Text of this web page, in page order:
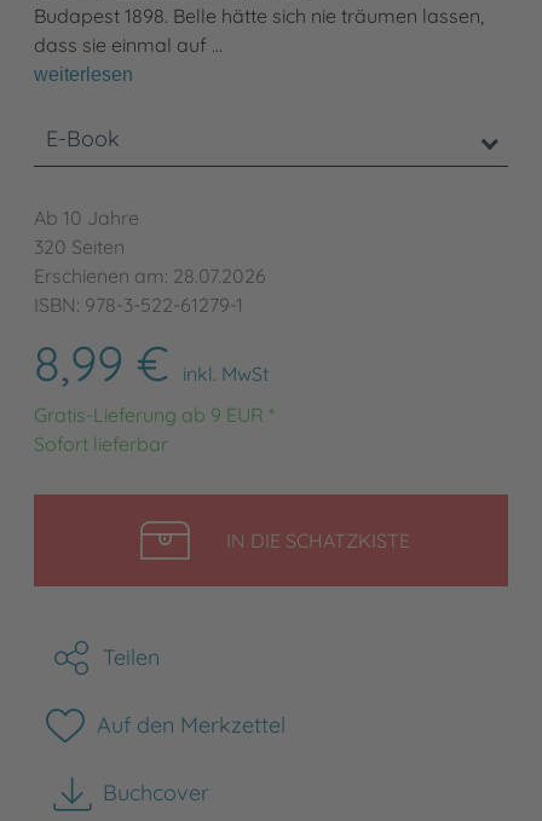
Budapest 1898. Belle hätte sich nie träumen lassen,
dass sie einmal auf …
weiterlesen
E-Book
Ab 10 Jahre
320 Seiten
Erschienen am: 28.07.2026
ISBN: 978-3-522-61279-1
8,99 €
inkl. MwSt
Gratis-Lieferung ab 9 EUR *
Sofort lieferbar
IN DIE SCHATZKISTELEGEN
Teilen
Auf den Merkzettel
Buchcover
herunterladen